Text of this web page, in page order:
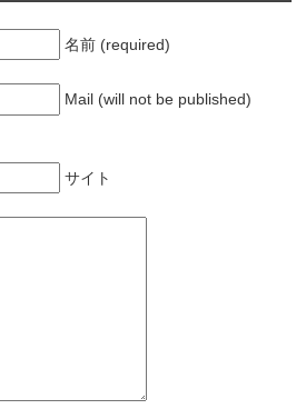
名前 (required)
Mail (will not be published)
サイト